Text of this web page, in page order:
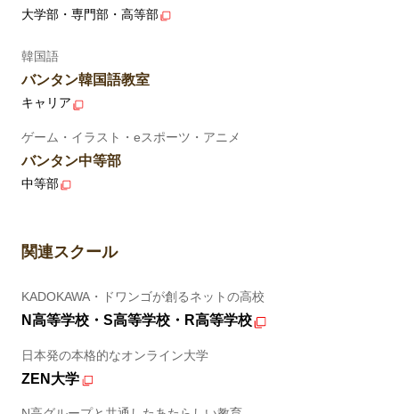
大学部・専門部・高等部
韓国語
バンタン韓国語教室
キャリア
ゲーム・イラスト・eスポーツ・アニメ
バンタン中等部
中等部
関連スクール
KADOKAWA・ドワンゴが創るネットの高校
N高等学校・S高等学校・R高等学校
日本発の本格的なオンライン大学
ZEN大学